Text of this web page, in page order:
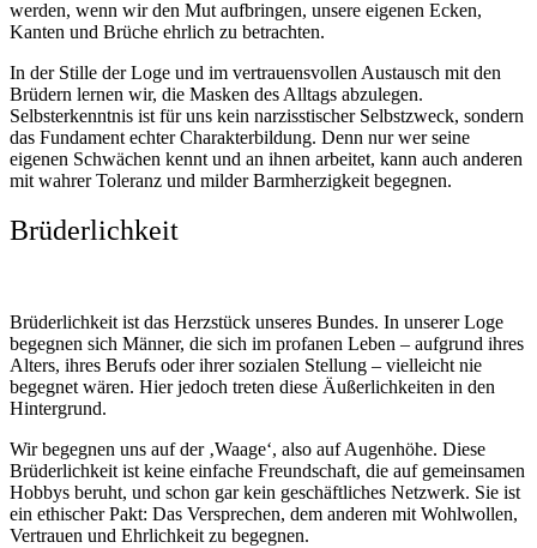
werden, wenn wir den Mut aufbringen, unsere eigenen Ecken,
Kanten und Brüche ehrlich zu betrachten.
In der Stille der Loge und im vertrauensvollen Austausch mit den
Brüdern lernen wir, die Masken des Alltags abzulegen.
Selbsterkenntnis ist für uns kein narzisstischer Selbstzweck, sondern
das Fundament echter Charakterbildung. Denn nur wer seine
eigenen Schwächen kennt und an ihnen arbeitet, kann auch anderen
mit wahrer Toleranz und milder Barmherzigkeit begegnen.
Brüderlichkeit
Brüderlichkeit ist das Herzstück unseres Bundes. In unserer Loge
begegnen sich Männer, die sich im profanen Leben – aufgrund ihres
Alters, ihres Berufs oder ihrer sozialen Stellung – vielleicht nie
begegnet wären. Hier jedoch treten diese Äußerlichkeiten in den
Hintergrund.
Wir begegnen uns auf der ‚Waage‘, also auf Augenhöhe. Diese
Brüderlichkeit ist keine einfache Freundschaft, die auf gemeinsamen
Hobbys beruht, und schon gar kein geschäftliches Netzwerk. Sie ist
ein ethischer Pakt: Das Versprechen, dem anderen mit Wohlwollen,
Vertrauen und Ehrlichkeit zu begegnen.